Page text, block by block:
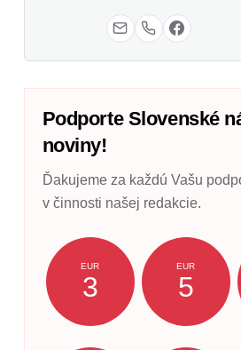
Podporte Slovenské
noviny!
Ďakujeme za každú Vašu
v činnosti našej redakcie.
EUR
3
EUR
5